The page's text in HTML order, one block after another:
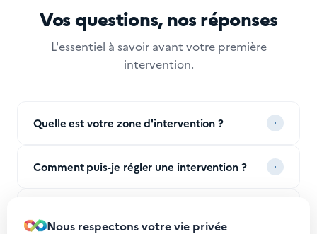
Vos questions, nos réponses
L'essentiel à savoir avant votre première
intervention.
Quelle est votre zone d'intervention ?
Comment puis-je régler une intervention ?
Riviera
En ligne
Nous respectons votre vie privée